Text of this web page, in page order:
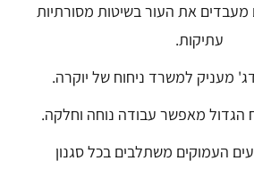
את העור בשיטות מסורתיות
עתיקות.
מעניק למשרד ניחוח של יוקרה.
מאפשר עבודה נוחה וחלקה.
העמוקים משתלבים בכל סגנון